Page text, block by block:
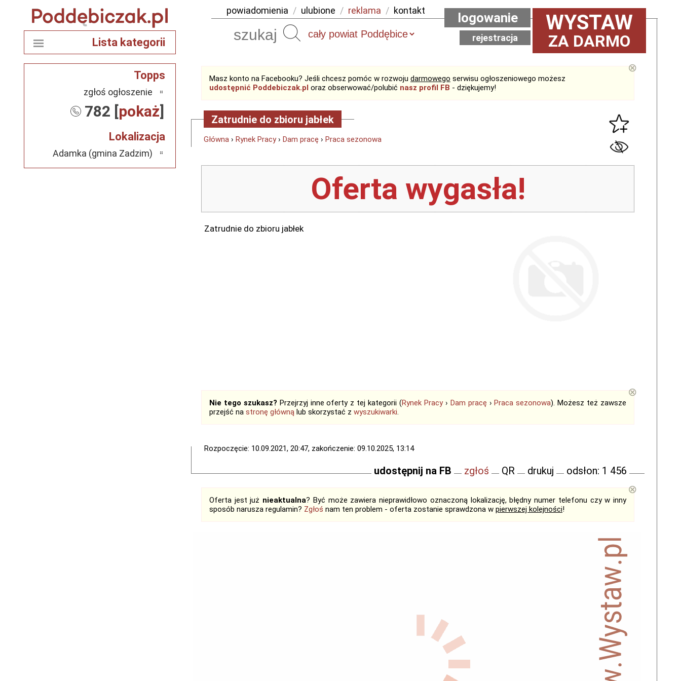
powiadomienia / ulubione / reklama / kontakt
Szukaj WYSTAW
ZA DARMO
logowanie
rejestracja
Masz konto na Facebooku? Jeśli chcesz pomóc w rozwoju darmowego serwisu ogłoszeniowego możesz
udostępnić Poddebiczak.pl oraz obserwować/polubić nasz profil FB - dziękujemy!
⊗
Zatrudnie do zbioru jabłek
Główna › Rynek Pracy› Dam pracę › Praca sezonowa
Oferta wygasła!
Zatrudnie do zbioru jabłek
Nie tego szukasz? Przejrzyj inne oferty z tej kategorii (Rynek Pracy› Dam pracę ›Praca sezonowa). Możesz też zawsze
przejść na stronę główną lub skorzystać z wyszukiwarki.
⊗
Rozpoczęcie: 10.09.2021, 20:47, zakończenie: 09.10.2025, 13:14
udostępnij na FB zgłoś QR drukuj odsłon: 1 456
Oferta jest już nieaktualna? Być może zawiera nieprawidłowo oznaczoną lokalizację, błędny numer telefonu czy w inny
sposób narusza regulamin? Zgłoś nam ten problem - oferta zostanie sprawdzona w pierwszej kolejności!
⊗
Lista kategorii
Topps
zgłoś ogłoszenie
782 [pokaż]
Lokalizacja
Adamka (gmina Zadzim)